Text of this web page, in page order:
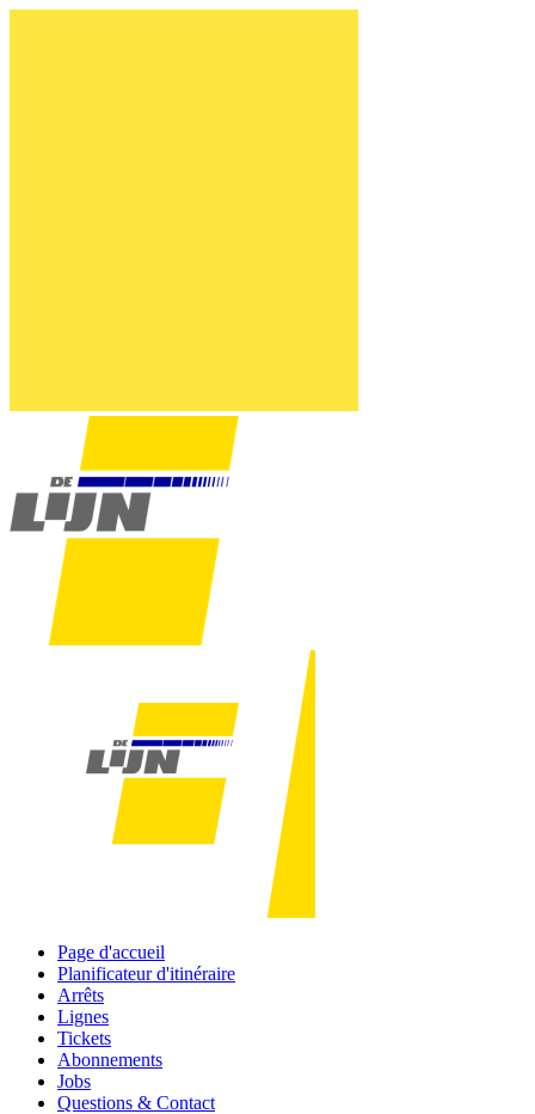
Page d'accueil
Planificateur d'itinéraire
Arrêts
Lignes
Tickets
Abonnements
Jobs
Questions & Contact